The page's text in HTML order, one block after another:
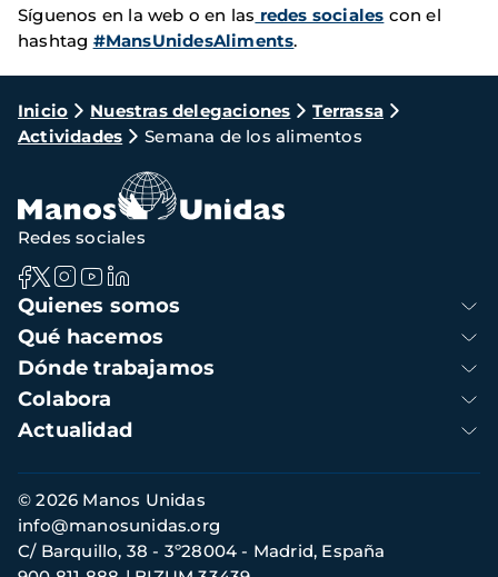
Síguenos en la web o en las redes sociales con el
hashtag #MansUnidesAliments.
Ruta
de
navegación
Inicio Nuestras delegaciones
Terrassa
Actividades
Semana de los alimentos
Navegación
principal
Quienes somos
Qué hacemos
Dónde trabajamos
Colabora
Actualidad
Redes sociales
Información
de
contacto
© 2026 Manos Unidas
C/ Barquillo, 38 - 3º28004 - Madrid, España
info@manosunidas.org